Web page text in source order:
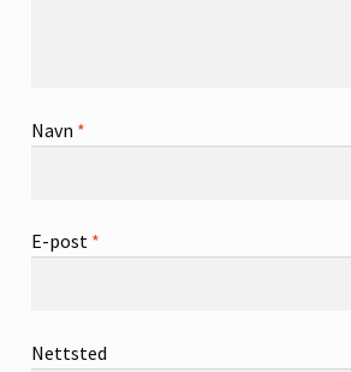
Navn *
E-post *
Nettsted